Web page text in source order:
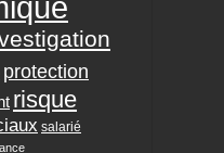
protection
risque
salarié